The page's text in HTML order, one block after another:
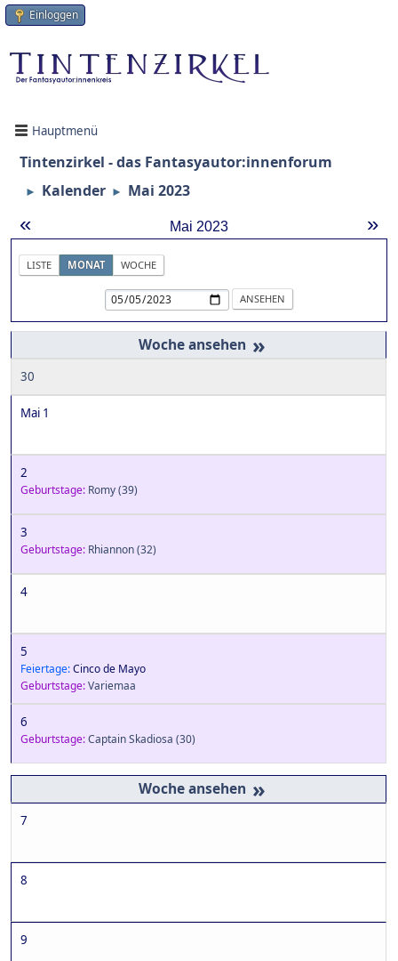
Einloggen
Hauptmenü
Tintenzirkel - das Fantasyautor:innenforum
► Kalender ► Mai 2023
« »
Mai 2023
LISTE MONAT WOCHE
»
30
Mai 1
2
Geburtstage: Romy(39)
3
Geburtstage: Rhiannon(32)
4
5
Feiertage:Cinco de Mayo
Geburtstage:Variemaa
6
Geburtstage:Captain Skadiosa (30)
»
7
8
9